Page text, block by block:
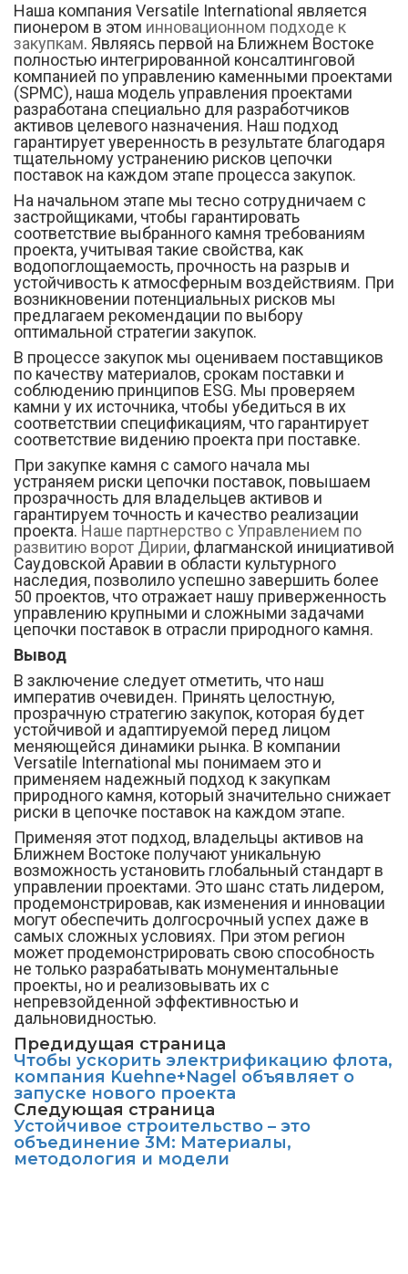
Наша компания Versatile International является
пионером в этом инновационном подходе к
закупкам. Являясь первой на Ближнем Востоке
полностью интегрированной консалтинговой
компанией по управлению каменными проектами
(SPMC), наша модель управления проектами
разработана специально для разработчиков
активов целевого назначения. Наш подход
гарантирует уверенность в результате благодаря
тщательному устранению рисков цепочки
поставок на каждом этапе процесса закупок.
На начальном этапе мы тесно сотрудничаем с
застройщиками, чтобы гарантировать
соответствие выбранного камня требованиям
проекта, учитывая такие свойства, как
водопоглощаемость, прочность на разрыв и
устойчивость к атмосферным воздействиям. При
возникновении потенциальных рисков мы
предлагаем рекомендации по выбору
оптимальной стратегии закупок.
В процессе закупок мы оцениваем поставщиков
по качеству материалов, срокам поставки и
соблюдению принципов ESG. Мы проверяем
камни у их источника, чтобы убедиться в их
соответствии спецификациям, что гарантирует
соответствие видению проекта при поставке.
При закупке камня с самого начала мы
устраняем риски цепочки поставок, повышаем
прозрачность для владельцев активов и
гарантируем точность и качество реализации
проекта. Наше партнерство с Управлением по
развитию ворот Дирии, флагманской инициативой
Саудовской Аравии в области культурного
наследия, позволило успешно завершить более
50 проектов, что отражает нашу приверженность
управлению крупными и сложными задачами
цепочки поставок в отрасли природного камня.
Вывод
В заключение следует отметить, что наш
императив очевиден. Принять целостную,
прозрачную стратегию закупок, которая будет
устойчивой и адаптируемой перед лицом
меняющейся динамики рынка. В компании
Versatile International мы понимаем это и
применяем надежный подход к закупкам
природного камня, который значительно снижает
риски в цепочке поставок на каждом этапе.
Применяя этот подход, владельцы активов на
Ближнем Востоке получают уникальную
возможность установить глобальный стандарт в
управлении проектами. Это шанс стать лидером,
продемонстрировав, как изменения и инновации
могут обеспечить долгосрочный успех даже в
самых сложных условиях. При этом регион
может продемонстрировать свою способность
не только разрабатывать монументальные
проекты, но и реализовывать их с
непревзойденной эффективностью и
дальновидностью.
Предидущая страница
Чтобы ускорить электрификацию флота,
компания Kuehne+Nagel объявляет о
запуске нового проекта
Следующая страница
Устойчивое строительство – это
объединение 3M: Материалы,
методология и модели